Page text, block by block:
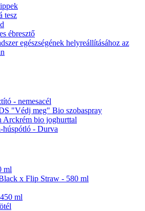
tesz
ébresztő
egészségének helyreállításához az
- nemesacél
"Védj meg" Bio szobaspray
Arckrém bio joghurttal
húspótló - Durva
ml
x Flip Straw - 580 ml
ml